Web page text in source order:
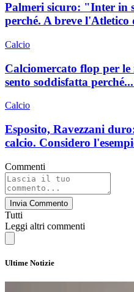
Palmeri sicuro: "Inter in
perché. A breve l'Atletico
Calcio
Calciomercato flop per
sento soddisfatta
Calcio
Esposito, Ravezzani
calcio. Considero
Commenti
Invia Commento
Tutti
Leggi altri commenti
Ultime Notizie